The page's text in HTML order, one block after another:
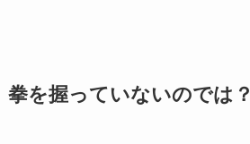
拳を握っていないのでは？